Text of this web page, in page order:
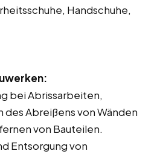
Handschuhe,
bei Abrissarbeiten,
des Abreißens von Wänden
von Bauteilen.
Entsorgung von